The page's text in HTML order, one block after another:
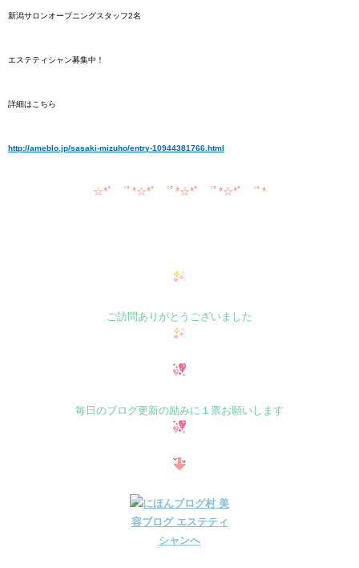
新潟サロンオープニングスタッフ2名
エステティシャン募集中！
詳細はこちら
http://ameblo.jp/sasaki-mizuho/entry-10944381766.html
☆*ﾟ ゜ﾟ*☆*ﾟ ゜ﾟ*☆*ﾟ ゜ﾟ*☆*ﾟ ゜ﾟ*
ご訪問ありがとうございました
毎日のブログ更新の励みに１票お願いします